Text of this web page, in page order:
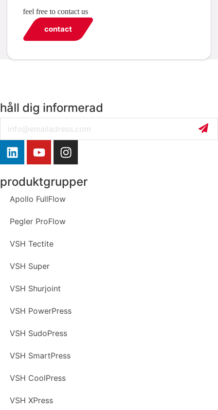
feel free to contact us
contact
håll dig informerad
produktgrupper
Apollo FullFlow
Pegler ProFlow
VSH Tectite
VSH Super
VSH Shurjoint
VSH PowerPress
VSH SudoPress
VSH SmartPress
VSH CoolPress
VSH XPress